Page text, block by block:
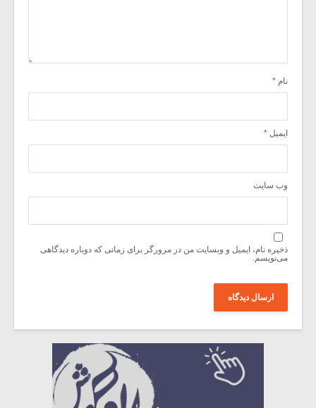
نام *
ایمیل *
وب‌ سایت
ذخیره نام، ایمیل و وبسایت من در مرورگر برای زمانی که دوباره دیدگاهی
می‌نویسم.